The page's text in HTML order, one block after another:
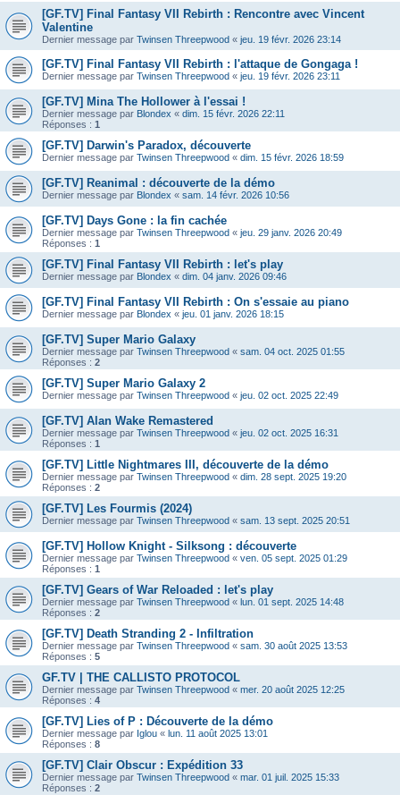
[GF.TV] Final Fantasy VII Rebirth : Rencontre avec Vincent
Valentine
Dernier message par Twinsen Threepwood « jeu. 19 févr. 2026 23:14
[GF.TV] Final Fantasy VII Rebirth : l'attaque de Gongaga !
Dernier message par Twinsen Threepwood « jeu. 19 févr. 2026 23:11
[GF.TV] Mina The Hollower à l'essai !
Dernier message par Blondex « dim. 15 févr. 2026 22:11
Réponses : 1
[GF.TV] Darwin's Paradox, découverte
Dernier message par Twinsen Threepwood « dim. 15 févr. 2026 18:59
[GF.TV] Reanimal : découverte de la démo
Dernier message par Blondex « sam. 14 févr. 2026 10:56
[GF.TV] Days Gone : la fin cachée
Dernier message par Twinsen Threepwood « jeu. 29 janv. 2026 20:49
Réponses : 1
[GF.TV] Final Fantasy VII Rebirth : let's play
Dernier message par Blondex « dim. 04 janv. 2026 09:46
[GF.TV] Final Fantasy VII Rebirth : On s'essaie au piano
Dernier message par Blondex « jeu. 01 janv. 2026 18:15
[GF.TV] Super Mario Galaxy
Dernier message par Twinsen Threepwood « sam. 04 oct. 2025 01:55
Réponses : 2
[GF.TV] Super Mario Galaxy 2
Dernier message par Twinsen Threepwood « jeu. 02 oct. 2025 22:49
[GF.TV] Alan Wake Remastered
Dernier message par Twinsen Threepwood « jeu. 02 oct. 2025 16:31
Réponses : 1
[GF.TV] Little Nightmares III, découverte de la démo
Dernier message par Twinsen Threepwood « dim. 28 sept. 2025 19:20
Réponses : 2
[GF.TV] Les Fourmis (2024)
Dernier message par Twinsen Threepwood « sam. 13 sept. 2025 20:51
[GF.TV] Hollow Knight - Silksong : découverte
Dernier message par Twinsen Threepwood « ven. 05 sept. 2025 01:29
Réponses : 1
[GF.TV] Gears of War Reloaded : let's play
Dernier message par Twinsen Threepwood « lun. 01 sept. 2025 14:48
Réponses : 2
[GF.TV] Death Stranding 2 - Infiltration
Dernier message par Twinsen Threepwood « sam. 30 août 2025 13:53
Réponses : 5
GF.TV | THE CALLISTO PROTOCOL
Dernier message par Twinsen Threepwood « mer. 20 août 2025 12:25
Réponses : 4
[GF.TV] Lies of P : Découverte de la démo
Dernier message par Iglou « lun. 11 août 2025 13:01
Réponses : 8
[GF.TV] Clair Obscur : Expédition 33
Dernier message par Twinsen Threepwood « mar. 01 juil. 2025 15:33
Réponses : 2